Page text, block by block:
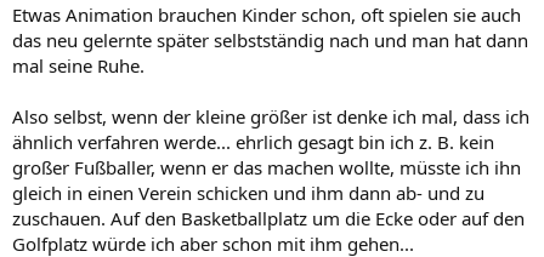
Etwas Animation brauchen Kinder schon, oft spielen sie auch
das neu gelernte später selbstständig nach und man hat dann
mal seine Ruhe.
Also selbst, wenn der kleine größer ist denke ich mal, dass ich
ähnlich verfahren werde... ehrlich gesagt bin ich z. B. kein
großer Fußballer, wenn er das machen wollte, müsste ich ihn
gleich in einen Verein schicken und ihm dann ab- und zu
zuschauen. Auf den Basketballplatz um die Ecke oder auf den
Golfplatz würde ich aber schon mit ihm gehen...